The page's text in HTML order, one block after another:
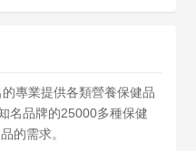
專業提供各類營養保健品
名品牌的25000多種保健
的需求。